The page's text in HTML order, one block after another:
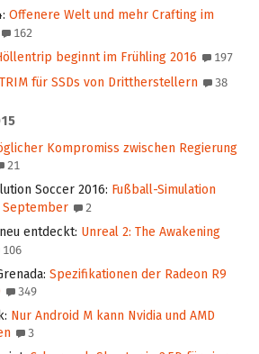
: Offenere Welt und mehr Crafting im
162
beginnt im Frühling 2016 197
TRIM für SSDs von Drittherstellern 38
Kompromiss zwischen Regierung
21
Soccer 2016: Fußball-Simulation
September
2
entdeckt: Unreal 2: The Awakening
106
: Spezifikationen der Radeon R9
349
: Nur Android M kann Nvidia und AMD
3